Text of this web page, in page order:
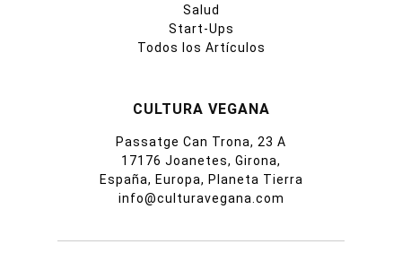
Salud
Start-Ups
Todos los Artículos
CULTURA VEGANA
Passatge Can Trona, 23 A
17176 Joanetes, Girona,
España, Europa, Planeta Tierra
info@culturavegana.com